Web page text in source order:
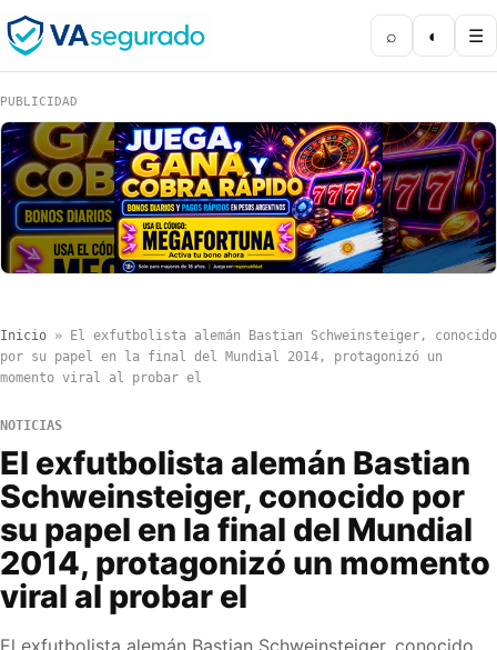
⌕ ◐ ☰
PUBLICIDAD
Inicio »
El exfutbolista alemán Bastian Schweinsteiger, conocido
por su papel en la final del Mundial 2014, protagonizó un
momento viral al probar el
NOTICIAS
El exfutbolista alemán Bastian
Schweinsteiger, conocido por
su papel en la final del Mundial
2014, protagonizó un momento
viral al probar el